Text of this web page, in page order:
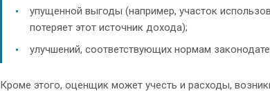
упущенной выгоды (например, участок
потеряет этот источник дохода);
улучшений, соответствующих нормам
Кроме этого, оценщик может учесть и расходы,